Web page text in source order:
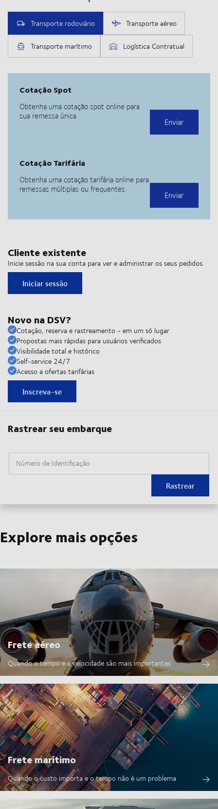
Cliente existente
Inicie sessão na sua conta para ver e administrar os seus pedidos.
Iniciar sessão
Novo na DSV?
Cotação, reserva e rastreamento - em um só lugar
Propostas mais rápidas para usuários verificados
Visibilidade total e histórico
Self-service 24/7
Acesso a ofertas tarifárias
Inscreva-se
Rastrear seu embarque
Número de Identificação
Rastrear
Explore mais opções
Frete aéreo
Quando o tempo e a velocidade são mais importantes
Frete marítimo
Quando o custo importa e o tempo não é um problema